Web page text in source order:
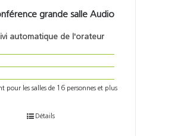
grande salle Audio
automatique de l'orateur
pour les salles de 16 personnes et plus
Détails